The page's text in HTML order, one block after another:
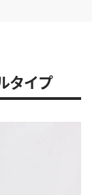
タイプ